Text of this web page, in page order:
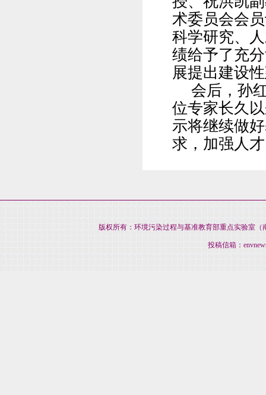
术委员会会
科学研究、
绩给予了充
展提出建设
会后，孙
位专家长久
示将继续做
求，加强人
版权所有：环境污染过程与基准教育部重点实验室（
投稿信箱：